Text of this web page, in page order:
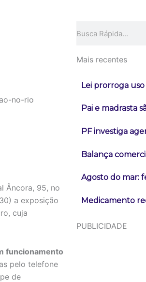
Âncora, 95, no
a exposição
cuja
funcionamento
pelo telefone
de
Mais recentes
Lei prorroga
Pai e madrasta
PF investiga
Balança
Agosto do mar:
Medicamento
PUBLICIDADE